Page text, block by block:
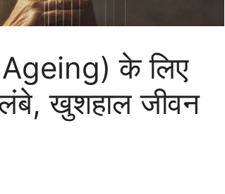
Ageing) के लिए
लंबे, खुशहाल जीवन